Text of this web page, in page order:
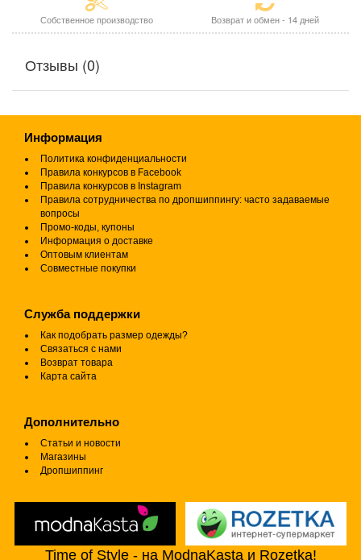
Собственное производство Возврат и обмен - 14 дней
Отзывы (0)
Информация
Политика конфиденциальности
Правила конкурсов в Facebook
Правила конкурсов в Instagram
Правила сотрудничества по дропшиппингу: часто задаваемые
вопросы
Промо-коды, купоны
Информация о доставке
Оптовым клиентам
Совместные покупки
Служба поддержки
Как подобрать размер одежды?
Связаться с нами
Возврат товара
Карта сайта
Дополнительно
Статьи и новости
Магазины
Дропшиппинг
Time of Style - на ModnaKasta и Rozetka!